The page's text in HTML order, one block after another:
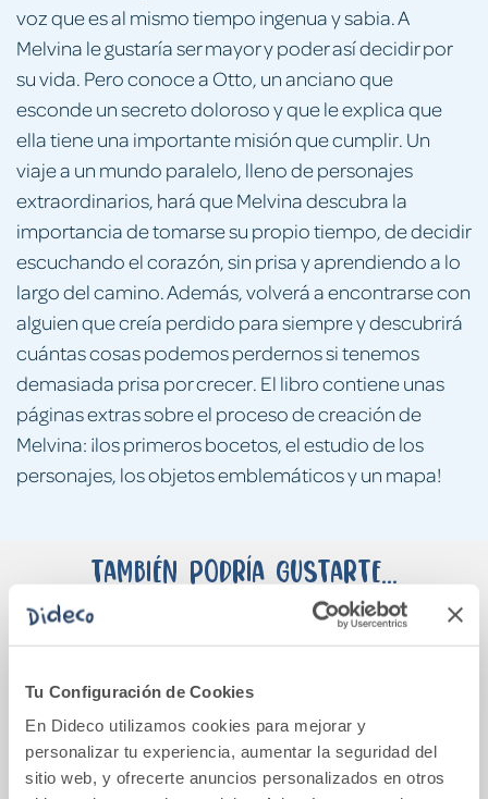
Tu Configuración de Cookies
En Dideco utilizamos cookies para mejorar y
personalizar tu experiencia, aumentar la seguridad del
sitio web, y ofrecerte anuncios personalizados en otros
voz que es al mismo tiempo ingenua y sabia. A
Melvina le gustaría ser mayor y poder así decidir por
su vida. Pero conoce a Otto, un anciano que
esconde un secreto doloroso y que le explica que
ella tiene una importante misión que cumplir. Un
viaje a un mundo paralelo, lleno de personajes
extraordinarios, hará que Melvina descubra la
importancia de tomarse su propio tiempo, de decidir
escuchando el corazón, sin prisa y aprendiendo a lo
largo del camino. Además, volverá a encontrarse con
alguien que creía perdido para siempre y descubrirá
cuántas cosas podemos perdernos si tenemos
demasiada prisa por crecer. El libro contiene unas
páginas extras sobre el proceso de creación de
Melvina: ¡los primeros bocetos, el estudio de los
personajes, los objetos emblemáticos y un mapa!
También podría gustarte...